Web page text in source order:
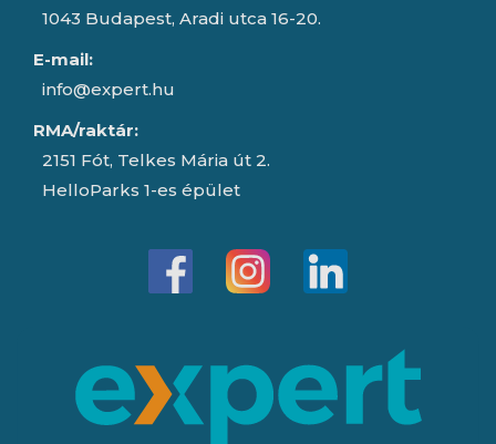
1043 Budapest, Aradi utca 16-20.
E-mail:
info@expert.hu
RMA/raktár:
2151 Fót, Telkes Mária út 2.
HelloParks 1-es épület